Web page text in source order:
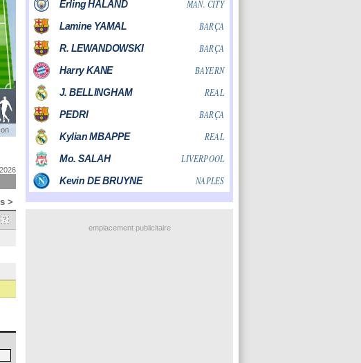
>
?
emplacement publicitaire